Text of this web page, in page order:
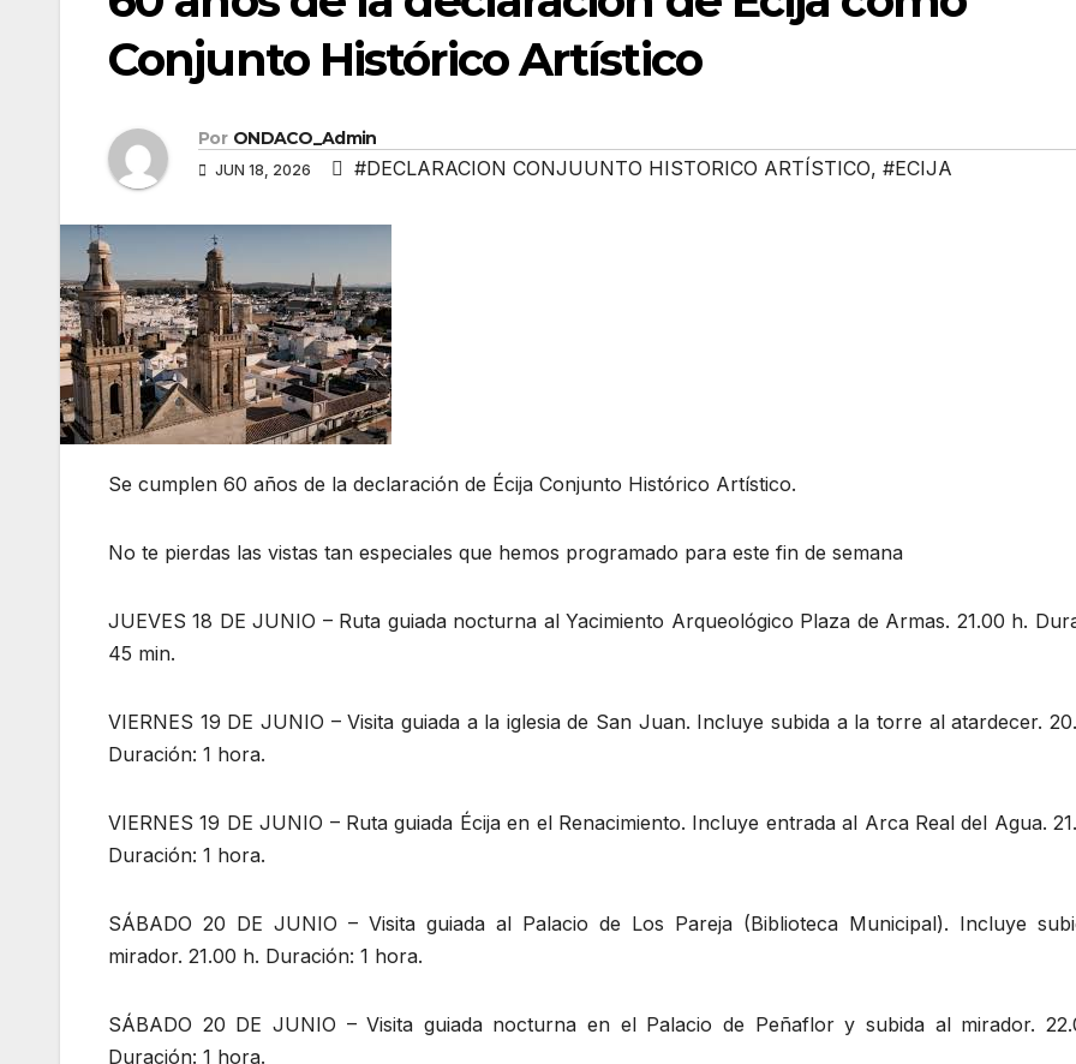
Conjunto Histórico Artístico
Por ONDACO_Admin
JUN 18, 2026 #DECLARACION CONJUUNTO HISTORICO ARTÍSTICO, #ECIJA
Se cumplen 60 años de la declaración de Écija Conjunto Histórico Artístico.
No te pierdas las vistas tan especiales que hemos programado para este fin de semana
JUEVES 18 DE JUNIO – Ruta guiada nocturna al Yacimiento Arqueológico Plaza de Armas. 21.00 h.
45 min.
VIERNES 19 DE JUNIO – Visita guiada a la iglesia de San Juan. Incluye subida a la torre al atardecer.
Duración: 1 hora.
VIERNES 19 DE JUNIO – Ruta guiada Écija en el Renacimiento. Incluye entrada al Arca Real del Agua.
Duración: 1 hora.
SÁBADO 20 DE JUNIO – Visita guiada al Palacio de Los Pareja (Biblioteca Municipal). Incluye
mirador. 21.00 h. Duración: 1 hora.
SÁBADO 20 DE JUNIO – Visita guiada nocturna en el Palacio de Peñaflor y subida al mirador.
Duración: 1 hora.